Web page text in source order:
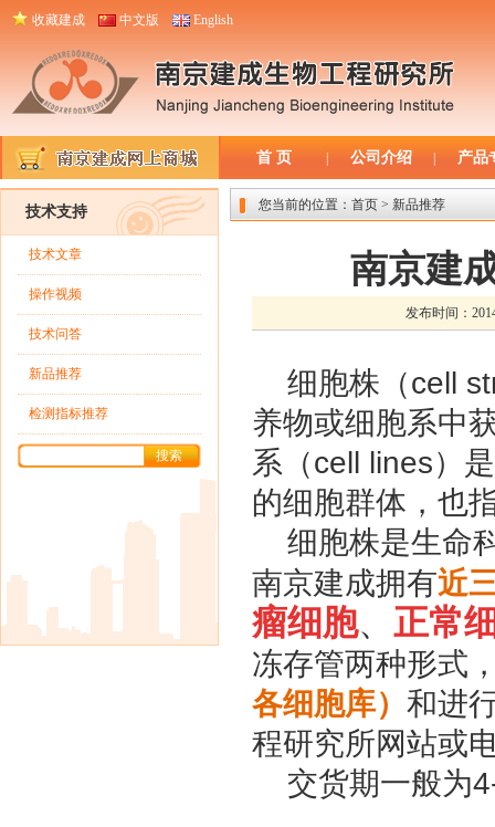
收藏建成 中文版 English
首 页 公司介绍 产品
技术支持
技术文章
操作视频
技术问答
新品推荐
检测指标推荐
您当前的位置： 首页 > 新品推荐
南京建
发布时间：
细胞株（cell
养物或细胞系中
系（cell lines）
的细胞群体，也
细胞株是生命
南京建成拥有近
瘤细胞、 正常
冻存管两种形式
各细胞库） 和进
程研究所网站或
交货期一般为